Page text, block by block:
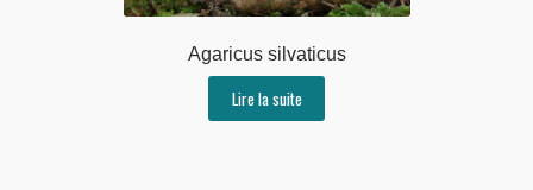
Agaricus silvaticus
Lire la suite